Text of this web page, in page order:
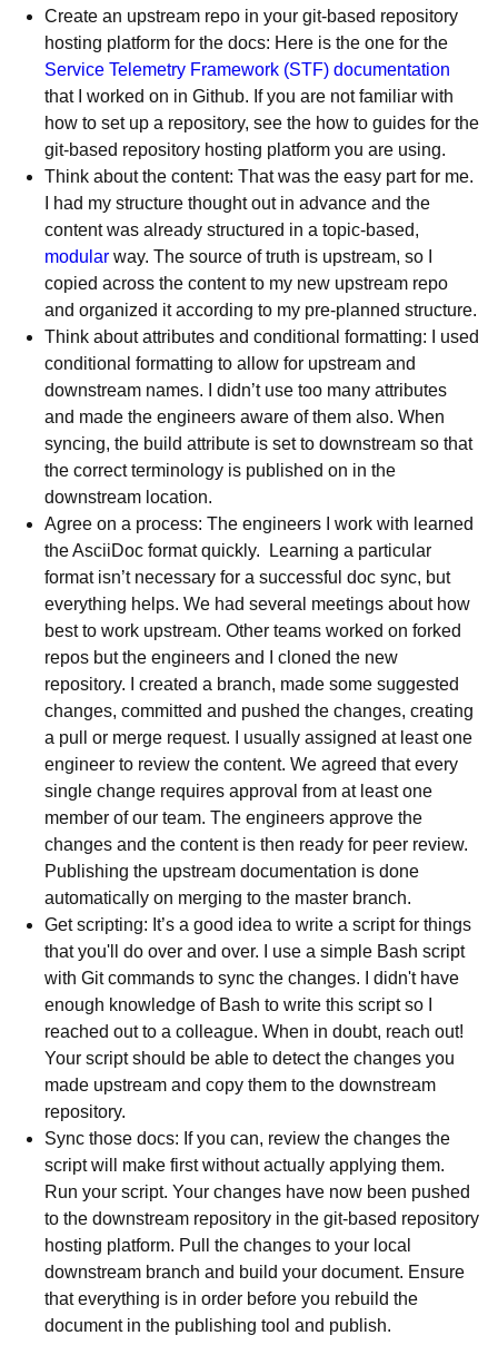
Create an upstream repo in your git-based repository
hosting platform for the docs: Here is the one for the
Service Telemetry Framework (STF) documentation
that I worked on in Github. If you are not familiar with
how to set up a repository, see the how to guides for the
git-based repository hosting platform you are using.
Think about the content: That was the easy part for me.
I had my structure thought out in advance and the
content was already structured in a topic-based,
modular way. The source of truth is upstream, so I
copied across the content to my new upstream repo
and organized it according to my pre-planned structure.
Think about attributes and conditional formatting: I used
conditional formatting to allow for upstream and
downstream names. I didn’t use too many attributes
and made the engineers aware of them also. When
syncing, the build attribute is set to downstream so that
the correct terminology is published on in the
downstream location.
Agree on a process: The engineers I work with learned
the AsciiDoc format quickly. Learning a particular
format isn’t necessary for a successful doc sync, but
everything helps. We had several meetings about how
best to work upstream. Other teams worked on forked
repos but the engineers and I cloned the new
repository. I created a branch, made some suggested
changes, committed and pushed the changes, creating
a pull or merge request. I usually assigned at least one
engineer to review the content. We agreed that every
single change requires approval from at least one
member of our team. The engineers approve the
changes and the content is then ready for peer review.
Publishing the upstream documentation is done
automatically on merging to the master branch.
Get scripting: It’s a good idea to write a script for things
that you'll do over and over. I use a simple Bash script
with Git commands to sync the changes. I didn't have
enough knowledge of Bash to write this script so I
reached out to a colleague. When in doubt, reach out!
Your script should be able to detect the changes you
made upstream and copy them to the downstream
repository.
Sync those docs: If you can, review the changes the
script will make first without actually applying them.
Run your script. Your changes have now been pushed
to the downstream repository in the git-based repository
hosting platform. Pull the changes to your local
downstream branch and build your document. Ensure
that everything is in order before you rebuild the
document in the publishing tool and publish.